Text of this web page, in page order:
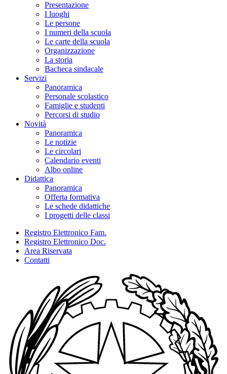
Presentazione
I luoghi
Le persone
I numeri della scuola
Le carte della scuola
Organizzazione
La storia
Bacheca sindacale
Servizi
Panoramica
Personale scolastico
Famiglie e studenti
Percorsi di studio
Novità
Panoramica
Le notizie
Le circolari
Calendario eventi
Albo online
Didattica
Panoramica
Offerta formativa
Le schede didattiche
I progetti delle classi
Registro Elettronico Fam.
Registro Elettronico Doc.
Area Riservata
Contatti